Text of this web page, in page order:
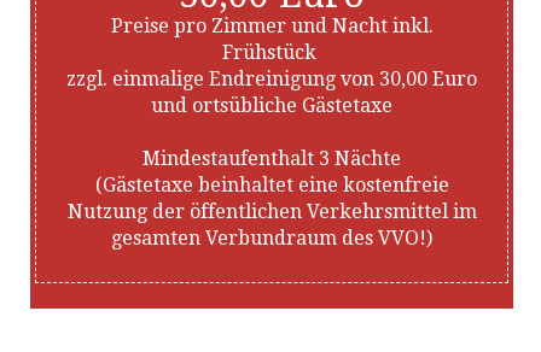
Preise pro Zimmer und Nacht inkl.
Frühstück
zzgl. einmalige Endreinigung von 30,00 Euro
und ortsübliche Gästetaxe
Mindestaufenthalt 3 Nächte
(Gästetaxe beinhaltet eine kostenfreie
Nutzung der öffentlichen Verkehrsmittel im
gesamten Verbundraum des VVO!)